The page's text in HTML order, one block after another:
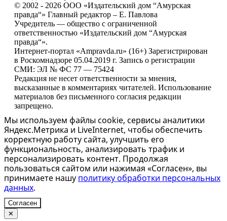
© 2002 - 2026 ООО «Издательский дом “Амурская
правда“» Главный редактор – Е. Павлова
Учредитель — общество с ограниченной
ответственностью «Издательский дом “Амурская
правда“».
Интернет-портал «Ampravda.ru» (16+) Зарегистрирован
в Роскомнадзоре 05.04.2019 г. Запись о регистрации
СМИ: ЭЛ № ФС 77 — 75424
Редакция не несет ответственности за мнения,
высказанные в комментариях читателей. Использование
материалов без письменного согласия редакции
запрещено.
Мы используем файлы cookie, сервисы аналитики
Яндекс.Метрика и LiveInternet, чтобы обеспечить
корректную работу сайта, улучшить его
функциональность, анализировать трафик и
персонализировать контент. Продолжая
пользоваться сайтом или нажимая «Согласен», вы
принимаете нашу политику обработки персональных
данных.
Согласен
✕